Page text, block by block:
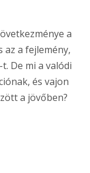
a
a fejlemény,
De mi a valódi
és vajon
a jövőben?